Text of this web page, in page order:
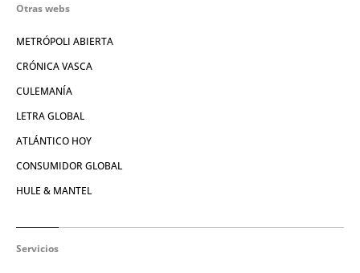
Otras webs
METRÓPOLI ABIERTA
CRÓNICA VASCA
CULEMANÍA
LETRA GLOBAL
ATLÁNTICO HOY
CONSUMIDOR GLOBAL
HULE & MANTEL
Servicios